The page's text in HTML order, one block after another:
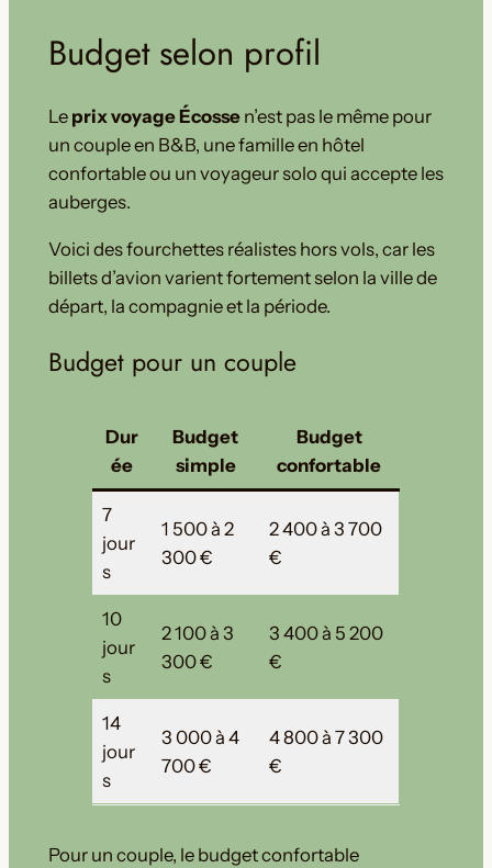
Budget selon profil
Le prix voyage Écossen’est pas le même pour
un couple en B&B, une famille en hôtel
confortable ou un voyageur solo qui accepte les
auberges.
Voici des fourchettes réalistes hors vols, car les
billets d’avion varient fortement selon la ville de
départ, la compagnie et la période.
Budget pour un couple
Dur
ée
Budget
simple
Budget
confortable
7
jour
s
1 500 à 2
300 €
2 400 à 3 700
€
10
jour
s
2 100 à 3
300 €
3 400 à 5 200
€
14
jour
s
3 000 à 4
700 €
4 800 à 7 300
€
Pour un couple, le budget confortable